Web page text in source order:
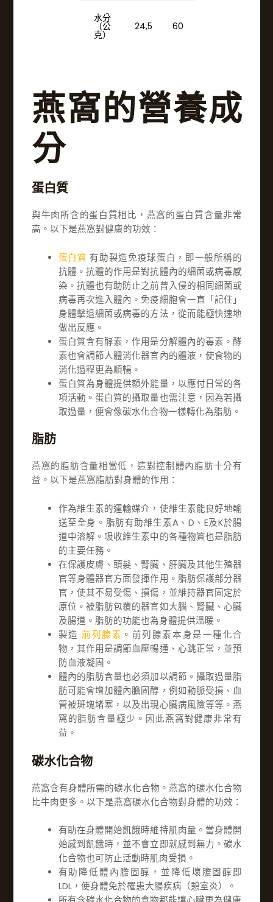
水分
（公
克）
24,5 60
燕窩的營養成
分
蛋白質
與牛肉所含的蛋白質相比，燕窩的蛋白質含量非常
高。以下是燕窩對健康的功效：
蛋白質 有助製造免疫球蛋白，即一般所稱的
抗體。抗體的作用是對抗體內的細菌或病毒感
染。抗體也有助防止之前曾入侵的相同細菌或
病毒再次進入體內。免疫細胞會一直「記住」
身體擊退細菌或病毒的方法，從而能極快速地
做出反應。
蛋白質含有酵素，作用是分解體內的毒素。酵
素也會調節人體消化器官內的體液，使食物的
消化過程更為順暢。
蛋白質為身體提供額外能量，以應付日常的各
項活動。蛋白質的攝取量也需注意，因為若攝
取過量，便會像碳水化合物一樣轉化為脂肪。
脂肪
燕窩的脂肪含量相當低，這對控制體內脂肪十分有
益。以下是燕窩脂肪對身體的作用：
作為維生素的運輸媒介，使維生素能良好地輸
送至全身。脂肪有助維生素A、D、E及K於腸
道中溶解。吸收維生素中的各種物質也是脂肪
的主要任務。
在保護皮膚、頭髮、腎臟、肝臟及其他生殖器
官等身體器官方面發揮作用。脂肪保護部分器
官，使其不易受傷、損傷，並維持器官固定於
原位。被脂肪包覆的器官如大腦、腎臟、心臟
及腸道。脂肪的功能也為身體提供溫暖。
製造前列腺素 。前列腺素本身是一種化合
物，其作用是調節血壓暢通、心跳正常，並預
防血液凝固。
體內的脂肪含量也必須加以調節。攝取過量脂
肪可能會增加體內膽固醇，例如動脈受損、血
管被斑塊堵塞，以及出現心臟病風險等等。燕
窩的脂肪含量極少。因此燕窩對健康非常有
益。
碳水化合物
燕窩含有身體所需的碳水化合物。燕窩的碳水化合物
比牛肉更多。以下是燕窩碳水化合物對身體的功效：
有助在身體開始飢餓時維持肌肉量。當身體開
始感到飢餓時，並不會立即就感到無力。碳水
化合物也可防止活動時肌肉受損。
有助降低體內膽固醇，並降低壞膽固醇即
LDL，使身體免於罹患大腸疾病（憩室炎）。